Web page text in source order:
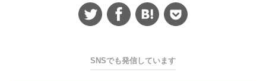
SNSでも発信しています